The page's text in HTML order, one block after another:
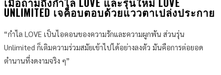
UNLIMITED เจค็อบตอบด้วยแววตาเปล่งประกาย
“กำไล LOVE เป็นไอคอนของความรักและความผูกพัน ส่วนรุ่น
Unlimited ก็เติมความร่วมสมัยเข้าไปได้อย่างลงตัว มันคือการต่อยอด
ตำนานที่งดงามจริง ๆ”